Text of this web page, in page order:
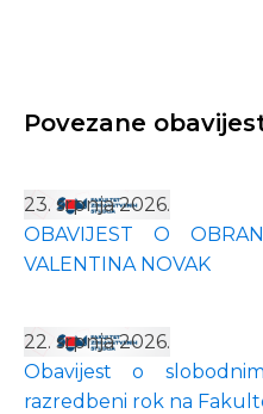
Povezane
23. srpnja 2026.
OBAVIJEST O
VALENTINA NOVAK
22. srpnja 2026.
Obavijest o
razredbeni rok na